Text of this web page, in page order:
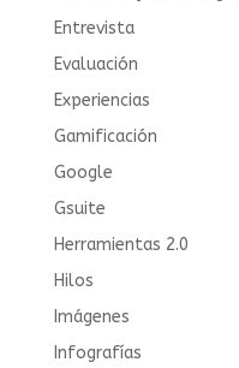
Entrevista
Evaluación
Experiencias
Gamificación
Google
Gsuite
Herramientas 2.0
Hilos
Imágenes
Infografías